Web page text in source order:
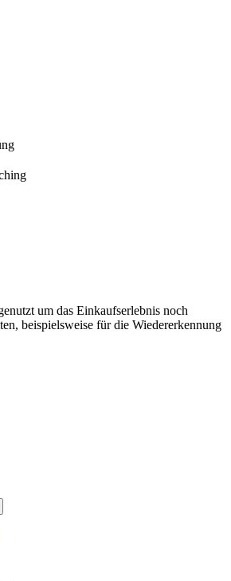
um das Einkaufserlebnis noch
beispielsweise für die Wiedererkennung